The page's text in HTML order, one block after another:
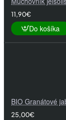
11,90€
Do košíka
BIO Granátové
25,00€